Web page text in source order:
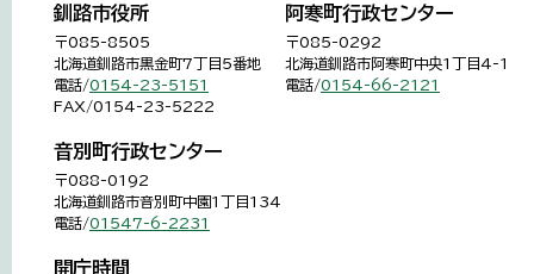
釧路市役所
〒085-8505
北海道釧路市黒金町7丁目5番地
電話/0154-23-5151
FAX/0154-23-5222
阿寒町行政センター
〒085-0292
北海道釧路市阿寒町中央1丁目4-1
電話/0154-66-2121
音別町行政センター
〒088-0192
北海道釧路市音別町中園1丁目134
電話/01547-6-2231
開庁時間